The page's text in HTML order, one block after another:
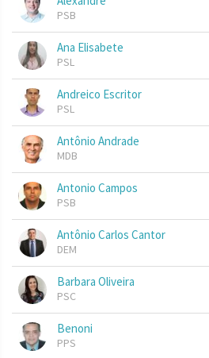
PSB
Ana Elisabete
PSL
Andreico Escritor
PSL
Antônio Andrade
MDB
Antonio Campos
PSB
Antônio Carlos Cantor
DEM
Barbara Oliveira
PSC
Benoni
PPS